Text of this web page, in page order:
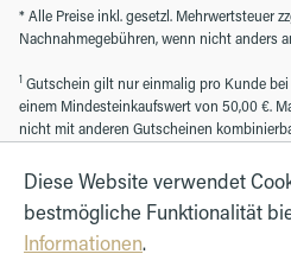
* Alle Preise inkl. gesetzl. Mehrwertsteuer
Nachnahmegebühren, wenn nicht anders
1 Gutschein gilt nur einmalig pro Kunde
einem Mindesteinkaufswert von 50,00 €.
nicht mit anderen Gutscheinen
Diese Website verwendet
bestmögliche Funktionalität
Informationen.